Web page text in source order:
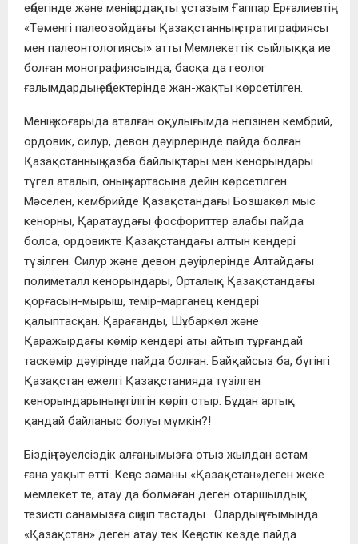
еңбегінде және меніңардақты ұстазым Ғаппар Ерғалиевтің
«Төменгі палеозойдағы Қазақстанның стратиграфиясы
мен палеонтологиясы» атты Мемлекеттік сыйлыққа ие
болған монографиясында, басқа да геолог
ғалымдардың еңбектерінде жан-жақты көрсетілген.
Менің жоғарыда аталған оқулығымда негізінен кембрий,
ордовик, силур, девон дәуірлерінде пайда болған
Қазақстанның қазба байлықтары мен кенорындары
түгел аталып, оның картасына дейін көрсетілген.
Мәселен, кембрийде Қазақстандағы Бозшакөл мыс
кенорны, Қаратаудағы фосфориттер алабы пайда
болса, ордовикте Қазақстандағы алтын кендері
түзілген. Силур және девон дәуірлерінде Алтайдағы
полиметалл кенорындары, Орталық Қазақстандағы
қорғасын-мырыш, темір-марганец кендері
қалыптасқан. Қарағанды, Шұбаркөл және
Қаражырдағы көмір кендері аты айтып тұрғандай
таскөмір дәуірінде пайда болған. Байқайсыз ба, бүгінгі
Қазақстан ежелгі Қазақстанияда түзілген
кенорындарының игілігін көріп отыр. Бұдан артық
қандай байланыс болуы мүмкін?!
Біздің тәуелсіздік алғанымызға отыз жылдан астам
ғана уақыт өтті. Кеңес заманы «Қазақстан»деген жеке
мемлекет те, атау да болмаған деген отаршылдық
тезисті санамызға сіңіріп тастады. Олардың ұғымында
«Қазақстан» деген атау тек Кеңестік кезде пайда